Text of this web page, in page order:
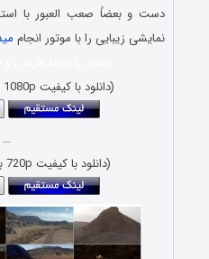
دست و بعضاً صعب العبور با
نمایشی زیبایی را با موتور انجام
(دانلود با کیفیت 1080p با حجم 800 مگابایت)
…
(دانلود با کیفیت 720p با حجم 400 مگابایت)